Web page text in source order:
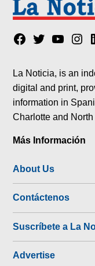
Facebook
TwitterYouTube
La Noticia, is an
digital and print,
information in
Charlotte and
Más Información
About Us
Contáctenos
Suscríbete a La
Advertise